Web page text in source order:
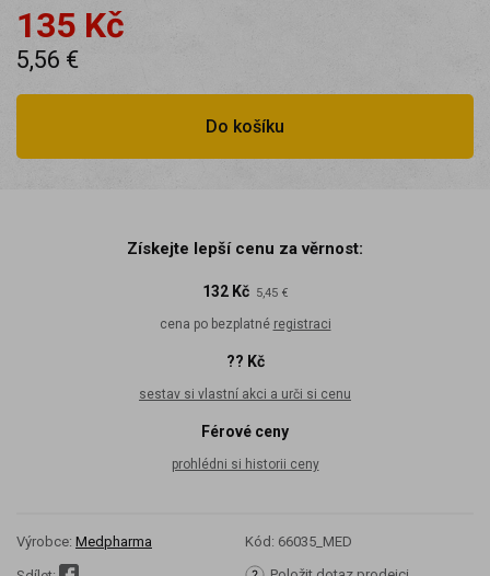
135 Kč
5,56 €
Do košíku
Získejte lepší cenu za věrnost:
132 Kč 5,45 €
cena po bezplatné registraci
?? Kč
sestav si vlastní akci a urči si cenu
Férové ceny
prohlédni si historii ceny
Výrobce: Medpharma Kód: 66035_MED